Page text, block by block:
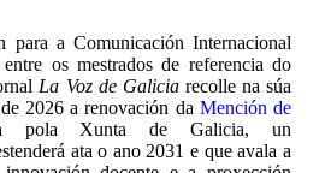
para a Comunicación Internacional
os mestrados de referencia do
La Voz de Galiciarecolle na súa
2026 a renovación da Mención de
pola Xunta de Galicia, un
ata o ano 2031 e que avala a